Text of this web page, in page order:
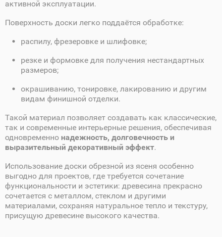
активной эксплуатации.
Поверхность доски легко поддаётся обработке:
распилу, фрезеровке и шлифовке;
резке и формовке для получения нестандартных
размеров;
окрашиванию, тонировке, лакированию и другим
видам финишной отделки.
Такой материал позволяет создавать как классические,
так и современные интерьерные решения, обеспечивая
одновременно надежность, долговечность и
выразительный декоративный эффект.
Использование доски обрезной из ясеня особенно
выгодно для проектов, где требуется сочетание
функциональности и эстетики: древесина прекрасно
сочетается с металлом, стеклом и другими
материалами, сохраняя натуральное тепло и текстуру,
присущую древесине высокого качества.